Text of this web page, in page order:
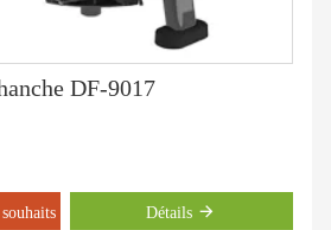
DF-9017
Détails